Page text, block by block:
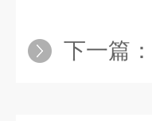
下一篇：